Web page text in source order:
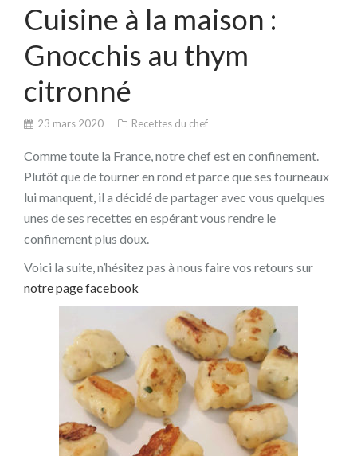
Cuisine à la maison :
Gnocchis au thym
citronné
23 mars 2020 Recettes du chef
Comme toute la France, notre chef est en confinement.
Plutôt que de tourner en rond et parce que ses fourneaux
lui manquent, il a décidé de partager avec vous quelques
unes de ses recettes en espérant vous rendre le
confinement plus doux.
Voici la suite, n’hésitez pas à nous faire vos retours sur
notre page facebook